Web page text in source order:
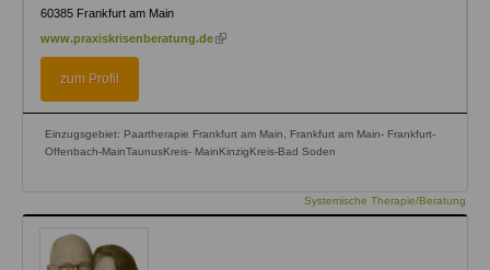
60385 Frankfurt am Main
www.praxiskrisenberatung.de (link
zum Profil
Einzugsgebiet: Paartherapie Frankfurt am Main, Frankfurt am Main- Frankfurt-
Offenbach-MainTaunusKreis- MainKinzigKreis-Bad Soden
Systemische Therapie/Beratung